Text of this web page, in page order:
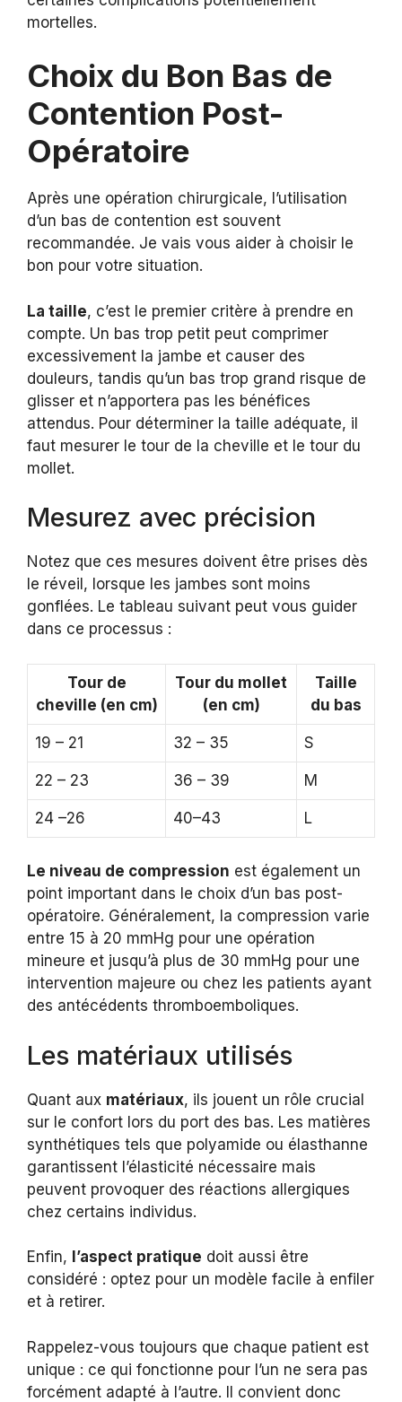
mortelles.
Choix du Bon Bas de
Contention Post-
Opératoire
Après une opération chirurgicale, l’utilisation
d’un bas de contention est souvent
recommandée. Je vais vous aider à choisir le
bon pour votre situation.
La taille, c’est le premier critère à prendre en
compte. Un bas trop petit peut comprimer
excessivement la jambe et causer des
douleurs, tandis qu’un bas trop grand risque de
glisser et n’apportera pas les bénéfices
attendus. Pour déterminer la taille adéquate, il
faut mesurer le tour de la cheville et le tour du
mollet.
Mesurez avec précision
Notez que ces mesures doivent être prises dès
le réveil, lorsque les jambes sont moins
gonflées. Le tableau suivant peut vous guider
dans ce processus :
Tour de
cheville (en cm)
Tour du mollet
(en cm)
Taille
du bas
19 – 21 32 – 35 S
22 – 23 36 – 39 M
24 –26 40–43 L
Le niveau de compression est également un
point important dans le choix d’un bas post-
opératoire. Généralement, la compression varie
entre 15 à 20 mmHg pour une opération
mineure et jusqu’à plus de 30 mmHg pour une
intervention majeure ou chez les patients ayant
des antécédents thromboemboliques.
Les matériaux utilisés
Quant aux matériaux, ils jouent un rôle crucial
sur le confort lors du port des bas. Les matières
synthétiques tels que polyamide ou élasthanne
garantissent l’élasticité nécessaire mais
peuvent provoquer des réactions allergiques
chez certains individus.
Enfin, l’aspect pratique doit aussi être
considéré : optez pour un modèle facile à enfiler
et à retirer.
Rappelez-vous toujours que chaque patient est
unique : ce qui fonctionne pour l’un ne sera pas
forcément adapté à l’autre. Il convient donc